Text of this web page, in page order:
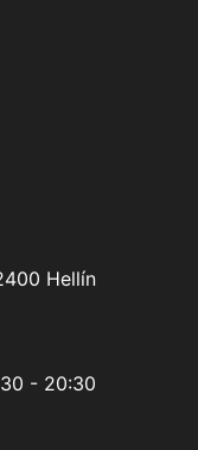
Hellín
- 20:30